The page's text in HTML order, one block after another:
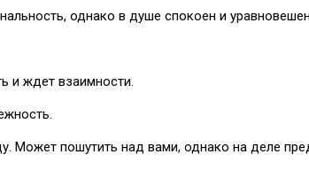
однако в душе спокоен и
и ждет взаимности.
Может пошутить над вами, однако на деле